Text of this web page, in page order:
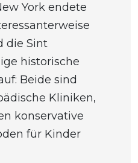
York endete
die Sint
historische
Beide sind
Kliniken,
konservative
für Kinder